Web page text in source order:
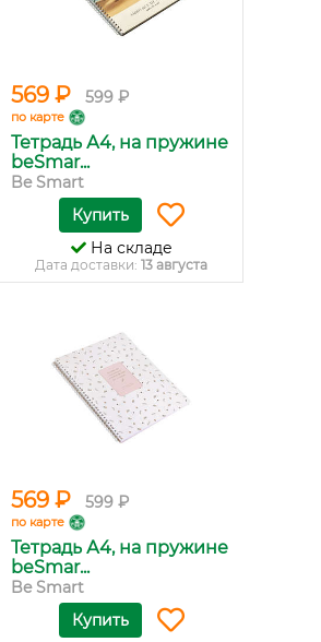
569 ₽ 599 ₽
по карте
Тетрадь А4, на пружине
beSmar...
Be Smart
Купить
На складе
Дата доставки: 13 августа
569 ₽ 599 ₽
по карте
Тетрадь А4, на пружине
beSmar...
Be Smart
Купить